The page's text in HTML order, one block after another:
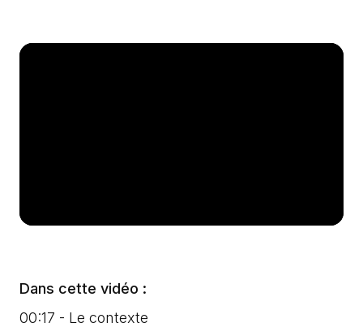
Dans cette vidéo :
00:17 - Le contexte